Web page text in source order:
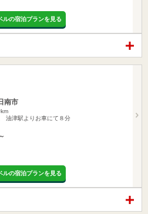
ルの宿泊プランを見る
南市
油津駅よりお車にて８分
ルの宿泊プランを見る